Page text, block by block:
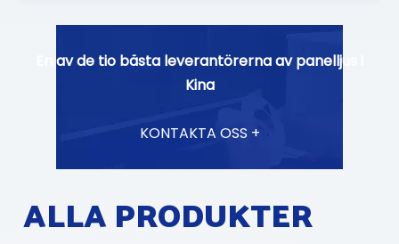
En av de tio bästa leverantörerna av panelljus i
Kina
KONTAKTA OSS +
ALLA PRODUKTER